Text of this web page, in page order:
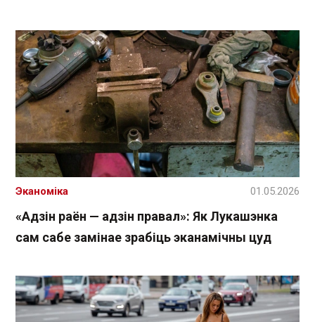
«Адзін раён — адзін правал»: Як Лукашэнка
сам сабе замінае зрабіць эканамічны цуд
Эканоміка 01.05.2026